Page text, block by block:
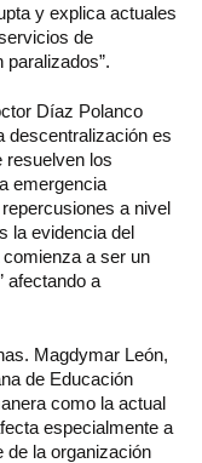
y explica actuales
de
Díaz Polanco
descentralización es
resuelven los
emergencia
a nivel
la evidencia del
a ser un
afectando a
Magdymar León,
de Educación
como la actual
especialmente a
de la organización